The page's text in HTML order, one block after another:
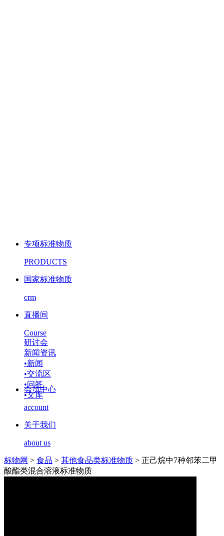
专项标准物质
PRODUCTS
国家标准物质
crm
直播间
Course
研讨会
新闻资讯
•新闻
•交流区
•问答
•文库
会员中心
account
关于我们
about us
标物网 > 食品 > 其他食品类标准物质 > 正己烷中7种邻苯二甲
酸酯类混合溶液标准物质